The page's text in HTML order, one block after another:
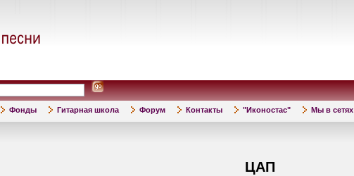
Фонды Гитарная школа Форум Контакты "Иконостас" Мы в сетях
ЦАП